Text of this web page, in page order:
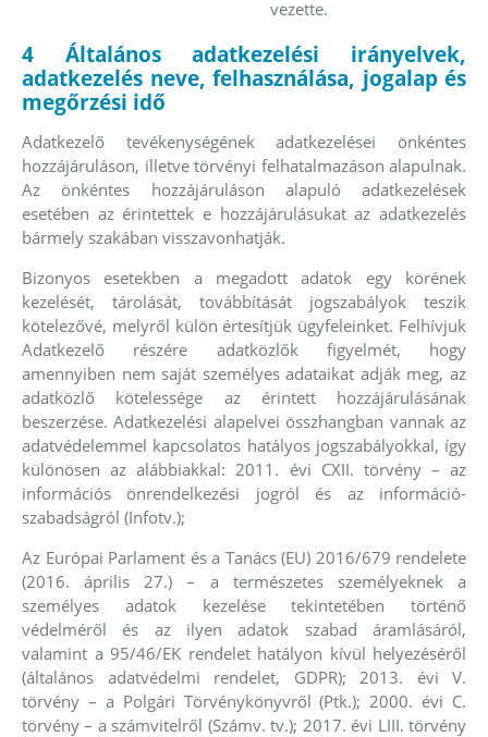
vezette.
4 Általános adatkezelési irányelvek,
adatkezelés neve, felhasználása, jogalap és
megőrzési idő
Adatkezelő tevékenységének adatkezelései önkéntes
hozzájáruláson, illetve törvényi felhatalmazáson alapulnak.
Az önkéntes hozzájáruláson alapuló adatkezelések
esetében az érintettek e hozzájárulásukat az adatkezelés
bármely szakában visszavonhatják.
Bizonyos esetekben a megadott adatok egy körének
kezelését, tárolását, továbbítását jogszabályok teszik
kötelezővé, melyről külön értesítjük ügyfeleinket. Felhívjuk
Adatkezelő részére adatközlők figyelmét, hogy
amennyiben nem saját személyes adataikat adják meg, az
adatközlő kötelessége az érintett hozzájárulásának
beszerzése. Adatkezelési alapelvei összhangban vannak az
adatvédelemmel kapcsolatos hatályos jogszabályokkal, így
különösen az alábbiakkal: 2011. évi CXII. törvény – az
információs önrendelkezési jogról és az információ-
szabadságról (Infotv.);
Az Európai Parlament és a Tanács (EU) 2016/679 rendelete
(2016. április 27.) – a természetes személyeknek a
személyes adatok kezelése tekintetében történő
védelméről és az ilyen adatok szabad áramlásáról,
valamint a 95/46/EK rendelet hatályon kívül helyezéséről
(általános adatvédelmi rendelet, GDPR); 2013. évi V.
törvény – a Polgári Törvénykönyvről (Ptk.); 2000. évi C.
törvény – a számvitelről (Számv. tv.); 2017. évi LIII. törvény